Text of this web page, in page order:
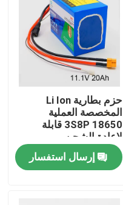
حزم بطارية Li Ion
المخصصة العملية
18650 3S8P قابلة
لإعادة الشحن
إرسال استفسار